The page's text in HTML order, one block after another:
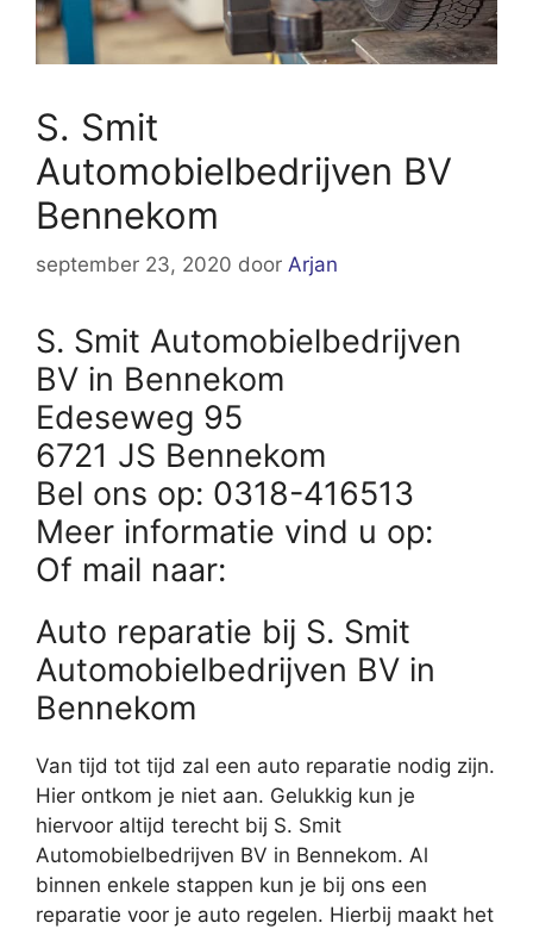
S. Smit
Automobielbedrijven BV
Bennekom
september 23, 2020 door Arjan
S. Smit Automobielbedrijven
BV in Bennekom
Edeseweg 95
6721 JS Bennekom
Bel ons op: 0318-416513
Meer informatie vind u op:
Of mail naar:
Auto reparatie bij S. Smit
Automobielbedrijven BV in
Bennekom
Van tijd tot tijd zal een auto reparatie nodig zijn.
Hier ontkom je niet aan. Gelukkig kun je
hiervoor altijd terecht bij S. Smit
Automobielbedrijven BV in Bennekom. Al
binnen enkele stappen kun je bij ons een
reparatie voor je auto regelen. Hierbij maakt het